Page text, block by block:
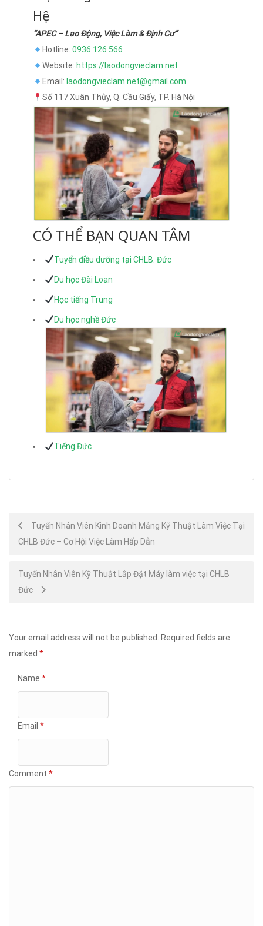
Hệ
“APEC – Lao Động, Việc Làm & Định Cư”
Hotline: 0936 126 566
Website: https://laodongvieclam.net
Email: laodongvieclam.net@gmail.com
Số 117 Xuân Thủy, Q. Cầu Giấy, TP. Hà Nội
CÓ THỂ BẠN QUAN TÂM
Tuyển điều dưỡng tại CHLB. Đức
Du học Đài Loan
Học tiếng Trung
Du học nghề Đức
Tiếng Đức
Post
navigation
Tuyển Nhân Viên Kinh Doanh Mảng Kỹ Thuật Làm Việc Tại
CHLB Đức – Cơ Hội Việc Làm Hấp Dẫn
Tuyển Nhân Viên Kỹ Thuật Lắp Đặt Máy làm việc tại CHLB
Đức
Your email address will not be published. Required fields are
marked *
Name *
Email *
Comment *